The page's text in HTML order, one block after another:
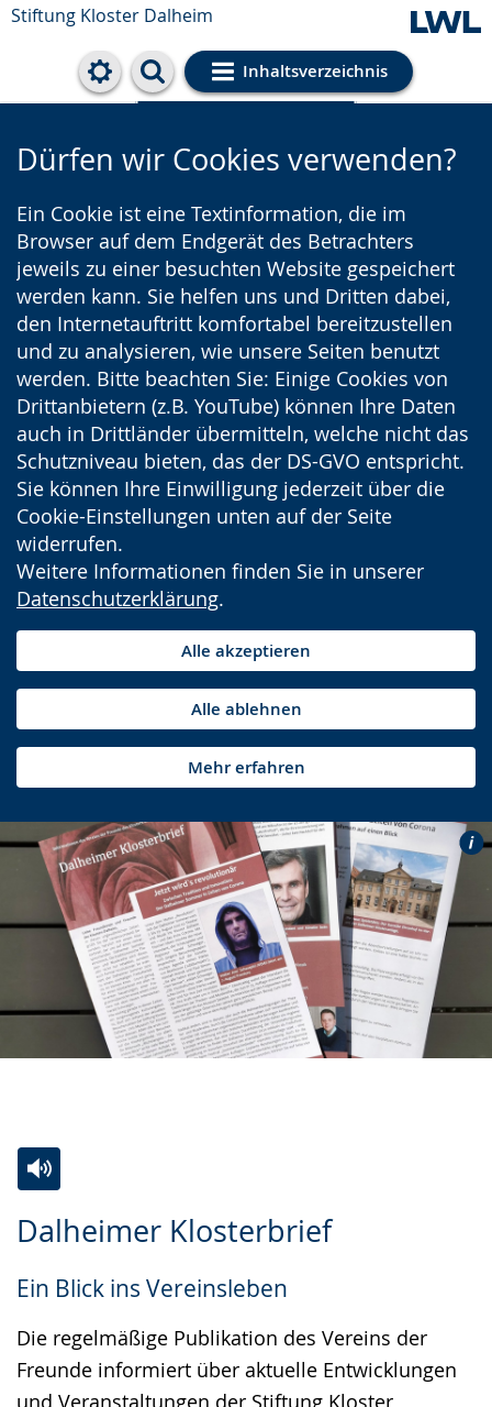
Stiftung Kloster Dalheim
Inhaltsverzeichnis
Cookie-Einstellungen
Dürfen wir Cookies verwenden?
Ein Cookie ist eine Textinformation, die im
Browser auf dem Endgerät des Betrachters
jeweils zu einer besuchten Website gespeichert
werden kann. Sie helfen uns und Dritten dabei,
den Internetauftritt komfortabel bereitzustellen
und zu analysieren, wie unsere Seiten benutzt
werden. Bitte beachten Sie: Einige Cookies von
Drittanbietern (z.B. YouTube) können Ihre Daten
auch in Drittländer übermitteln, welche nicht das
Schutzniveau bieten, das der DS-GVO entspricht.
Sie können Ihre Einwilligung jederzeit über die
Cookie-Einstellungen unten auf der Seite
widerrufen.
Weitere Informationen finden Sie in unserer
Datenschutzerklärung.
Alle akzeptieren
Alle ablehnen
Mehr erfahren
Dalheimer Klosterbrief
Ein Blick ins Vereinsleben
Die regelmäßige Publikation des Vereins der
Freunde informiert über aktuelle Entwicklungen
und Veranstaltungen der Stiftung Kloster
Leichten
wechseln.
Audio-
Video
Deutscher
Gebärdensprache
wird
angezeigt.